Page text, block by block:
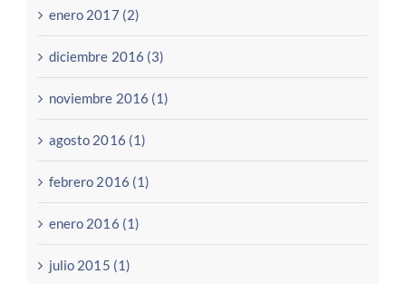
enero 2017 (2)
diciembre 2016 (3)
noviembre 2016 (1)
agosto 2016 (1)
febrero 2016 (1)
enero 2016 (1)
julio 2015 (1)